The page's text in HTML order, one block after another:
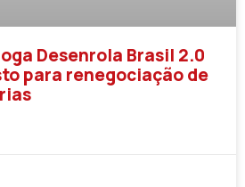
Desenrola Brasil 2.0
para renegociação de